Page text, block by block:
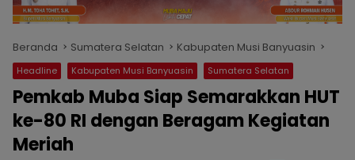
Beranda Sumatera Selatan Kabupaten Musi Banyuasin
Headline Kabupaten Musi Banyuasin Sumatera Selatan
Pemkab Muba Siap Semarakkan HUT
ke-80 RI dengan Beragam Kegiatan
Meriah